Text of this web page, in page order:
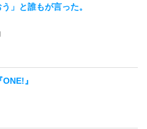
」と誰もが言った。
』